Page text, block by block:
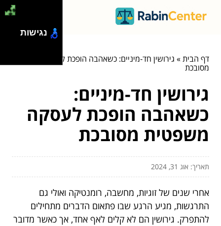
דף הבית» גירושין חד-מיניים: כשאהבה הופכת לעסקה משפטית
מסובכת
גירושין חד-מיניים:
כשאהבה הופכת לעסקה
משפטית מסובכת
תאריך: אוג 31, 2024
אחרי שנים של זוגיות, מחשבה, רומנטיקה ואולי גם
התרגשות, מגיע הרגע שבו פתאום הדברים מתחילים
להתפרק. גירושין הם לא קלים לאף אחד, אך כאשר מדובר
נגישות